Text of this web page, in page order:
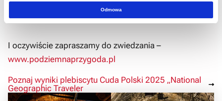
Odmowa
tworzymy mapę miejsc, które warto znać, odwiedzać i
kochać!
I oczywiście zapraszamy do zwiedzania –
www.podziemnaprzygoda.pl
Poznaj wyniki plebiscytu Cuda Polski 2025 „National
Geographic Traveler